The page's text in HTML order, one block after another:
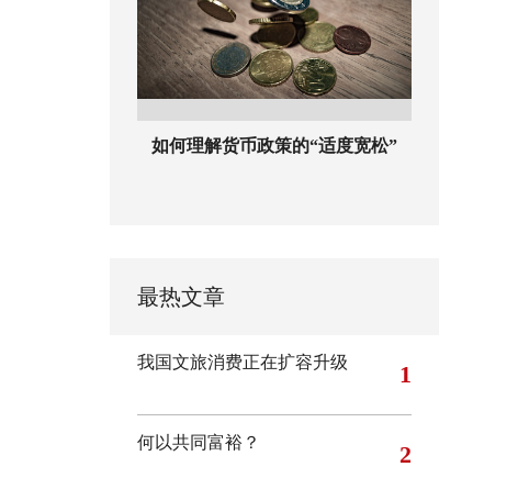
如何理解货币政策的“适度宽松”
最热文章
我国文旅消费正在扩容升级 1
何以共同富裕？ 2